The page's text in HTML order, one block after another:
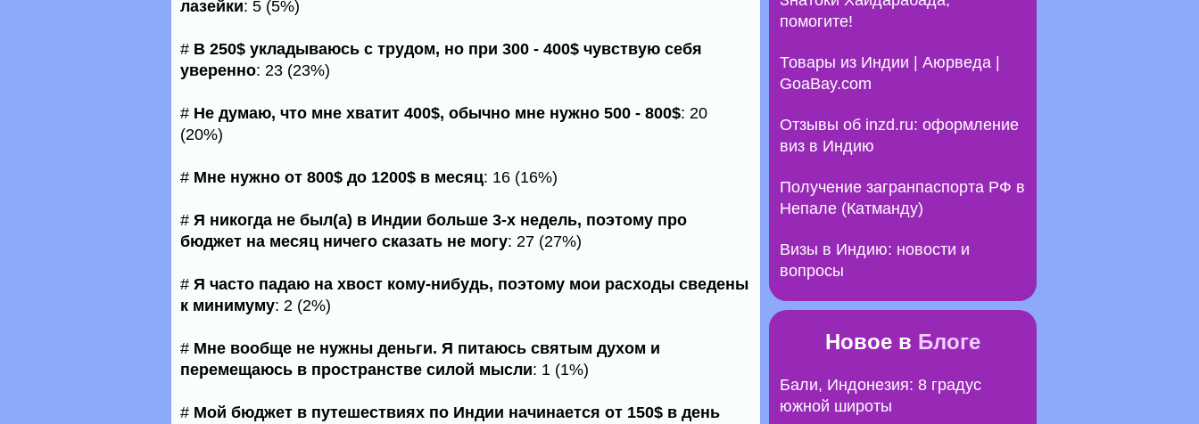
лазейки: 5 (5%)
# В 250$ укладываюсь с трудом, но при 300 - 400$ чувствую себя
уверенно: 23 (23%)
# Не думаю, что мне хватит 400$, обычно мне нужно 500 - 800$: 20
(20%)
# Мне нужно от 800$ до 1200$ в месяц: 16 (16%)
# Я никогда не был(а) в Индии больше 3-х недель, поэтому про
бюджет на месяц ничего сказать не могу: 27 (27%)
# Я часто падаю на хвост кому-нибудь, поэтому мои расходы сведены
к минимуму: 2 (2%)
# Мне вообще не нужны деньги. Я питаюсь святым духом и
перемещаюсь в пространстве силой мысли: 1 (1%)
# Мой бюджет в путешествиях по Индии начинается от 150$ в день
помогите!
Товары из Индии | Аюрведа |
GoaBay.com
Отзывы об inzd.ru: оформление
виз в Индию
Получение загранпаспорта РФ в
Непале (Катманду)
Визы в Индию: новости и
вопросы
Новое в Блоге
Бали, Индонезия: 8 градус
южной широты